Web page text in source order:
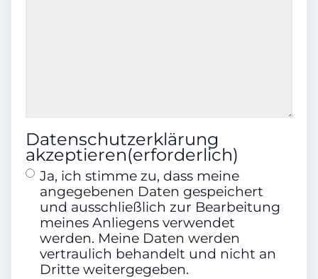
Klimatisierung
2-Zonen-Klimaautomatik
Airbags
Front-, Seiten- und weitere Airbags
Datenschutzerklärung
akzeptieren(erforderlich)
Ja, ich stimme zu, dass meine
angegebenen Daten gespeichert
und ausschließlich zur Bearbeitung
meines Anliegens verwendet
werden. Meine Daten werden
vertraulich behandelt und nicht an
Dritte weitergegeben.